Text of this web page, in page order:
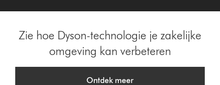
Zie hoe Dyson-technologie je zakelijke
omgeving kan verbeteren
Ontdek meer